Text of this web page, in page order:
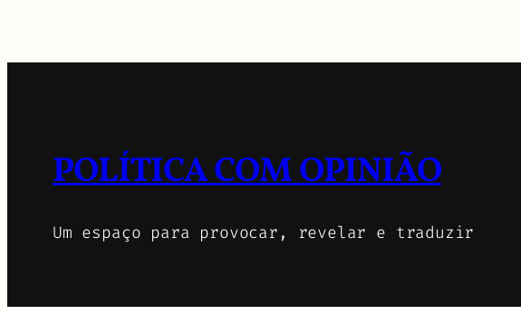
POLÍTICA COM OPINIÃO
Um espaço para provocar, revelar e traduzir